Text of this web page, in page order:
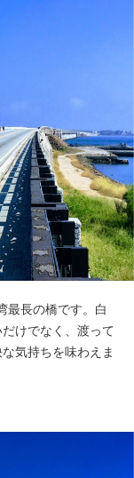
最長の橋です。白
けでなく、渡って
気持ちを味わえま